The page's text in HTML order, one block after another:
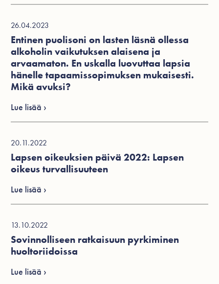
26.04.2023
Entinen puolisoni on lasten läsnä ollessa
alkoholin vaikutuksen alaisena ja
arvaamaton. En uskalla luovuttaa lapsia
hänelle tapaamissopimuksen mukaisesti.
Mikä avuksi?
Lue lisää ›
20.11.2022
Lapsen oikeuksien päivä 2022: Lapsen
oikeus turvallisuuteen
Lue lisää ›
13.10.2022
Sovinnolliseen ratkaisuun pyrkiminen
huoltoriidoissa
Lue lisää ›